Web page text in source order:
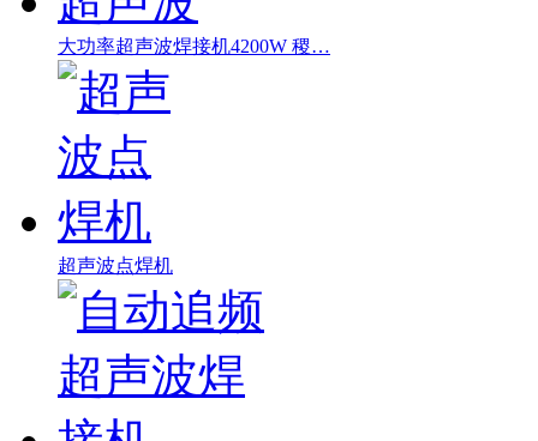
大功率超声波焊接机4200W 稷…
超声波点焊机